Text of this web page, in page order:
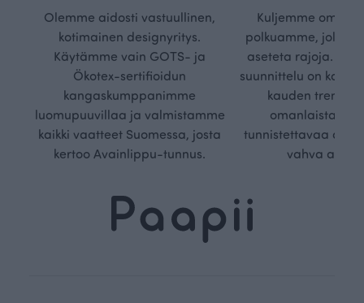
Olemme aidosti vastuullinen,
kotimainen designyritys.
Käytämme vain GOTS- ja
Ökotex-sertifioidun
kangaskumppanimme
luomupuuvillaa ja valmistamme
kaikki vaatteet Suomessa, josta
kertoo Avainlippu-tunnus.
Kuljemme omaa,
polkuamme, jolla
aseteta rajoja.
suunnittelu on
kauden
omanlaista,
tunnistettavaa
vahva